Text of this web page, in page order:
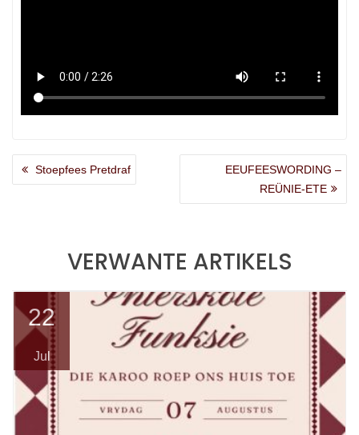
ARTIKEL
NAVIGASIE
Previous
post:
Stoepfees Pretdraf
Next
EEUFEESWORDING –
REÜNIE-ETE
VERWANTE ARTIKELS
22
Jul